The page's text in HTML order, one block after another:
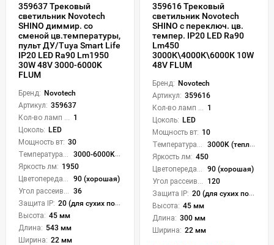
359637 Трековый
светильник Novotech
SHINO диммир. со
сменой цв.температуры,
пульт ДУ/Tuya Smart Life
IP20 LED Ra90 Lm1950
30W 48V 3000-6000K
FLUM
Бренд: Novotech
Артикул: 359637
1
Цоколь: LED
Мощность вт: 30
3000-6000K (плавная рег.)
Яркость лм: 1950
90 (хорошая)
36
Защита IP: 20 (для сухих пом.)
Высота: 45 мм
Длина: 543 мм
Ширина: 22 мм
359616 Трековый
светильник Novotech
SHINO с переключ. цв.
темпер. IP20 LED Ra90
Lm450
3000К\4000К\6000К 10W
48V FLUM
Бренд: Novotech
Артикул: 359616
1
Цоколь: LED
Мощность вт: 10
3000K (теплый), 4000K (нейтральный), 6000K (холодный), CCT механическое переключение
Яркость лм: 450
90 (хорошая)
120
Защита IP: 20 (для сухих пом.)
Высота: 45 мм
Длина: 300 мм
Ширина: 22 мм